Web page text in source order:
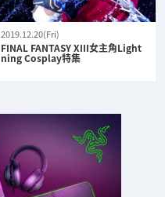
2019.12.20(Fri)
FINAL FANTASY XIII女主角Light
ning Cosplay特集